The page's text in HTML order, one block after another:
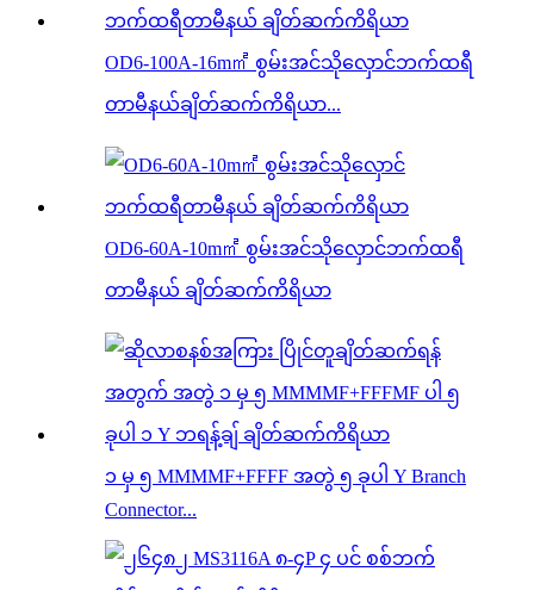
OD6-100A-16m㎡ စွမ်းအင်သိုလှောင်ဘက်ထရီ
တာမီနယ်ချိတ်ဆက်ကိရိယာ...
OD6-60A-10m㎡ စွမ်းအင်သိုလှောင်ဘက်ထရီ
တာမီနယ် ချိတ်ဆက်ကိရိယာ
၁ မှ ၅ MMMMF+FFFF အတွဲ ၅ ခုပါ Y Branch
Connector...